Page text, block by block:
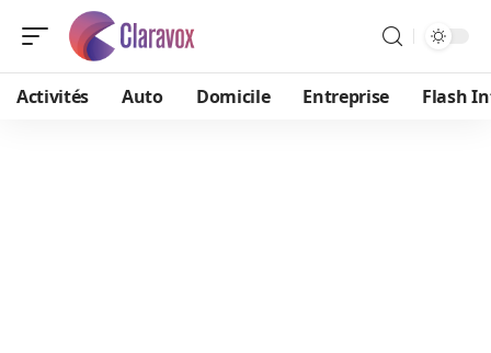
Activités Auto Domicile Entreprise Flash